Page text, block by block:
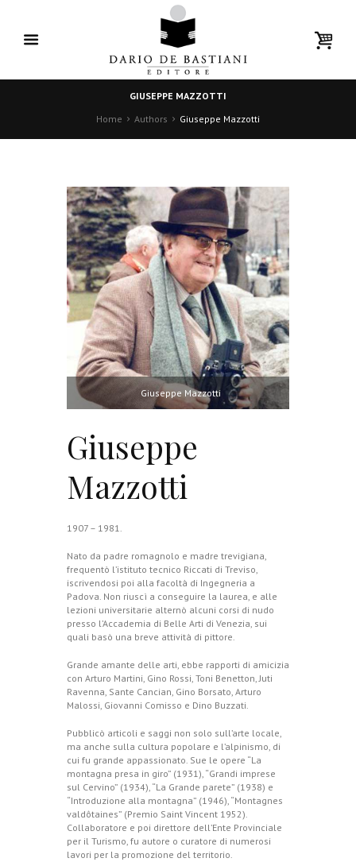
GIUSEPPE MAZZOTTI
Home
Authors Giuseppe Mazzotti
Giuseppe Mazzotti
Giuseppe
Mazzotti
1907 – 1981.
Nato da padre romagnolo e madre trevigiana,
frequentò l’istituto tecnico Riccati di Treviso,
iscrivendosi poi alla facoltà di Ingegneria a
Padova. Non riuscì a conseguire la laurea, e alle
lezioni universitarie alternò alcuni corsi di nudo
presso l’Accademia di Belle Arti di Venezia, sui
quali basò una breve attività di pittore.
Grande amante delle arti, ebbe rapporti di amicizia
con Arturo Martini, Gino Rossi, Toni Benetton, Juti
Ravenna, Sante Cancian, Gino Borsato, Arturo
Malossi, Giovanni Comisso e Dino Buzzati.
Pubblicò articoli e saggi non solo sull’arte locale,
ma anche sulla cultura popolare e l’alpinismo, di
cui fu grande appassionato. Sue le opere “La
montagna presa in giro” (1931), “Grandi imprese
sul Cervino” (1934), “La Grande parete” (1938) e
“Introduzione alla montagna” (1946), “Montagnes
valdôtaines” (Premio Saint Vincent 1952).
Collaboratore e poi direttore dell’Ente Provinciale
per il Turismo, fu autore o curatore di numerosi
lavori per la promozione del territorio.